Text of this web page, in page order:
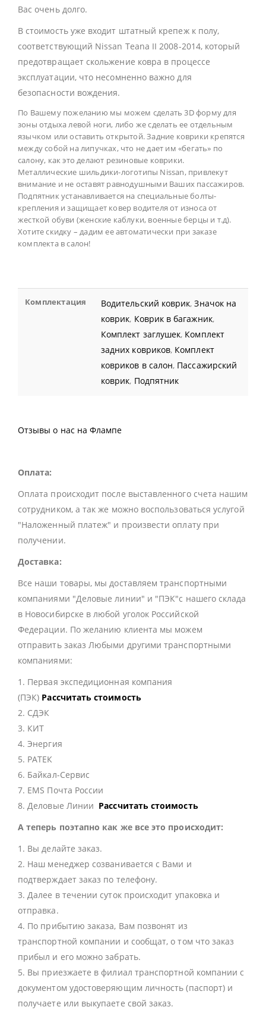
Вас очень долго.
В стоимость уже входит штатный крепеж к полу,
соответствующий Nissan Teana II 2008-2014, который
предотвращает скольжение ковра в процессе
эксплуатации, что несомненно важно для
безопасности вождения.
По Вашему пожеланию мы можем сделать 3D форму для
зоны отдыха левой ноги, либо же сделать ее отдельным
язычком или оставить открытой. Задние коврики крепятся
между собой на липучках, что не дает им «бегать» по
салону, как это делают резиновые коврики.
Металлические шильдики-логотипы Nissan, привлекут
внимание и не оставят равнодушными Ваших пассажиров.
Подпятник устанавливается на специальные болты-
крепления и защищает ковер водителя от износа от
жесткой обуви (женские каблуки, военные берцы и т.д).
Хотите скидку – дадим ее автоматически при заказе
комплекта в салон!
Комплектация Водительский коврик,Значок на
коврик, Коврик в багажник,
Комплект заглушек, Комплект
задних ковриков, Комплект
ковриков в салон, Пассажирский
коврик, Подпятник
Отзывы о нас на Флампе
Оплата:
Оплата происходит после выставленного счета нашим
сотрудником, а так же можно воспользоваться услугой
"Наложенный платеж" и произвести оплату при
получении.
Доставка:
Все наши товары, мы доставляем транспортными
компаниями "Деловые линии" и "ПЭК"с нашего склада
в Новосибирске в любой уголок Российской
Федерации. По желанию клиента мы можем
отправить заказ Любыми другими транспортными
компаниями:
1. Первая экспедиционная компания
(ПЭК) Рассчитать стоимость
2. СДЭК
3. КИТ
4. Энергия
5. РАТЕК
6. Байкал-Сервис
7. EMS Почта России
8. Деловые Линии Рассчитать стоимость
А теперь поэтапно как же все это происходит:
1. Вы делайте заказ.
2. Наш менеджер созванивается с Вами и
подтверждает заказ по телефону.
3. Далее в течении суток происходит упаковка и
отправка.
4. По прибытию заказа, Вам позвонят из
транспортной компании и сообщат, о том что заказ
прибыл и его можно забрать.
5. Вы приезжаете в филиал транспортной компании с
документом удостоверяющим личность (паспорт) и
получаете или выкупаете свой заказ.